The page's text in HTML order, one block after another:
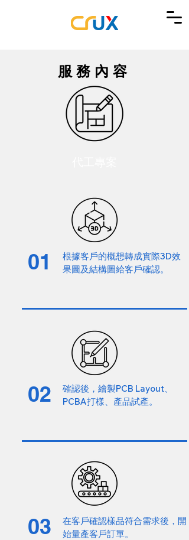
服務內容
01
根據客戶的概想轉成實際3D效
果圖及結構圖給客戶確認。
02
確認後，繪製PCB Layout、
PCBA打樣、產品試產。
03
在客戶確認樣品符合需求後，開
始量產客戶訂單。